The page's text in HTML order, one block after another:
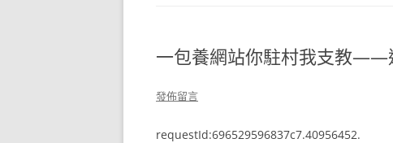
一包養網站你駐村我支教——
發佈留言
requestId:696529596837c7.40956452.